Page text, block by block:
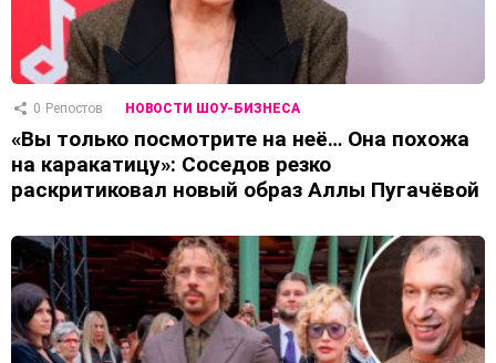
0 Репостов НОВОСТИ ШОУ-БИЗНЕСА
«Вы только посмотрите на неё… Она похожа
на каракатицу»: Соседов резко
раскритиковал новый образ Аллы Пугачёвой